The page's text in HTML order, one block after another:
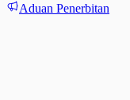
Aduan Penerbitan